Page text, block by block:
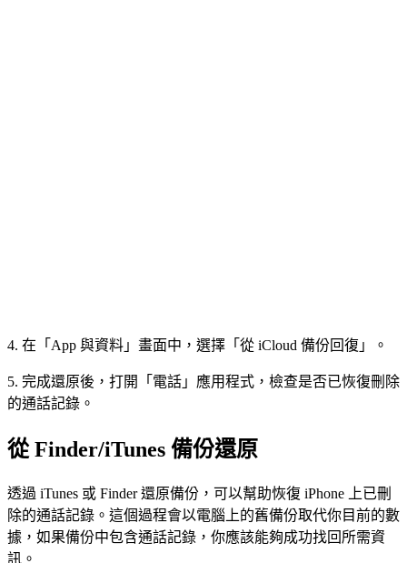
4. 在「App 與資料」畫面中，選擇「從 iCloud 備份回復」。
5. 完成還原後，打開「電話」應用程式，檢查是否已恢復刪除
的通話記錄。
從 Finder/iTunes 備份還原
透過 iTunes 或 Finder 還原備份，可以幫助恢復 iPhone 上已刪
除的通話記錄。這個過程會以電腦上的舊備份取代你目前的數
據，如果備份中包含通話記錄，你應該能夠成功找回所需資
訊。